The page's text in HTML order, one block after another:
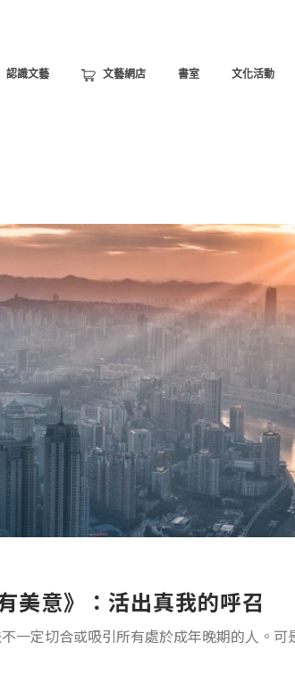
認識文藝 文藝網店 書室 文化活動
美意》：活出真我的呼召
一定切合或吸引所有處於成年晚期的人。